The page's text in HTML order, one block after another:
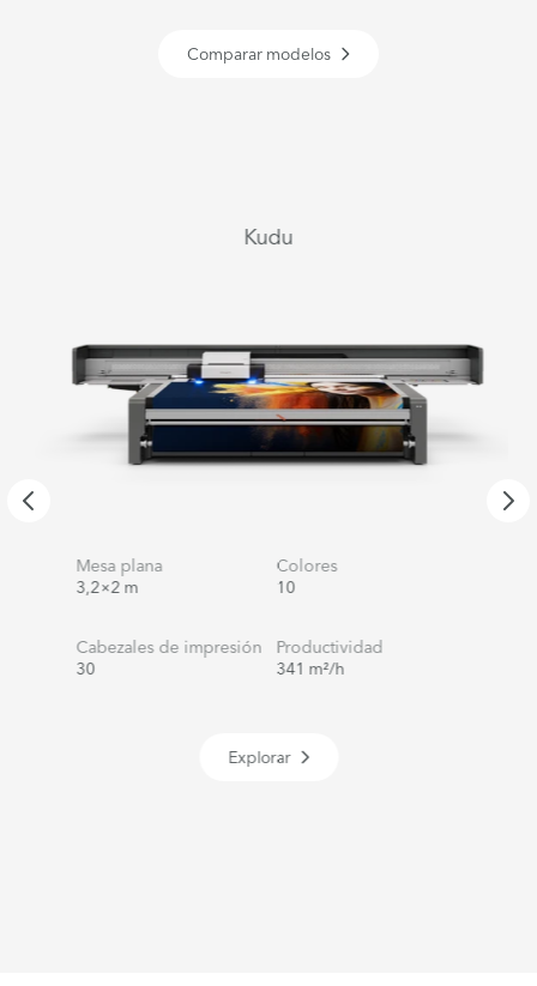
Comparar modelos
Kudu
Mesa plana
3,2×2 m
Colores
10
Cabezales de impresión
30
Productividad
341 m²/h
Explorar